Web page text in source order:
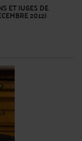
ET JUGES DE
2012)